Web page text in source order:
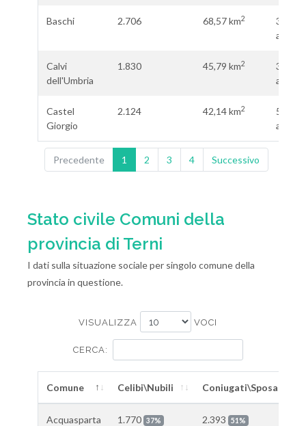
Baschi 2.706 68,57 km2
39,22
ab.\km
Calvi
dell'Umbria
1.830 45,79 km2
39,78
ab.\km
Castel
Giorgio
2.124 42,14 km2
50,57
ab.\km
Precedente 1 2 3 4 Successivo
Stato civile Comuni della
provincia di Terni
I dati sulla situazione sociale per singolo comune della
provincia in questione.
VISUALIZZA VOCI
CERCA:
Comune Celibi\Nubili Coniugati\Sposati
Acquasparta 1.770 37% 2.393 51%